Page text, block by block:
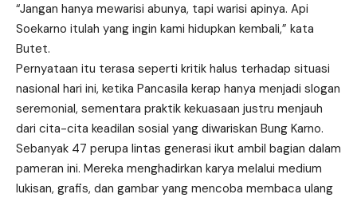
“Jangan hanya mewarisi abunya, tapi warisi apinya. Api
Soekarno itulah yang ingin kami hidupkan kembali,” kata
Butet.
Pernyataan itu terasa seperti kritik halus terhadap situasi
nasional hari ini, ketika Pancasila kerap hanya menjadi slogan
seremonial, sementara praktik kekuasaan justru menjauh
dari cita-cita keadilan sosial yang diwariskan Bung Karno.
Sebanyak 47 perupa lintas generasi ikut ambil bagian dalam
pameran ini. Mereka menghadirkan karya melalui medium
lukisan, grafis, dan gambar yang mencoba membaca ulang